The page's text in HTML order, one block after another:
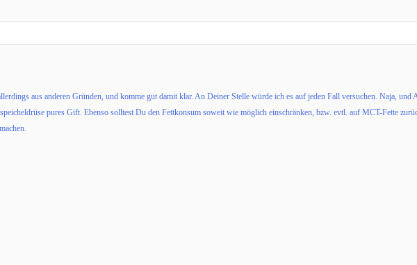
aus anderen Gründen, und komme gut damit klar. An Deiner Stelle würde ich es auf jeden Fall versuchen. Naja,
pures Gift. Ebenso solltest Du den Fettkonsum soweit wie möglich einschränken, bzw. evtl. auf MCT-Fette